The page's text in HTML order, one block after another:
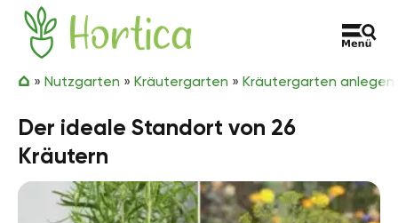
Zum Inhalt springen
Hortica
» Nutzgarten » Kräutergarten » Kräutergarten anlegen
Der ideale Standort von 26
Kräutern